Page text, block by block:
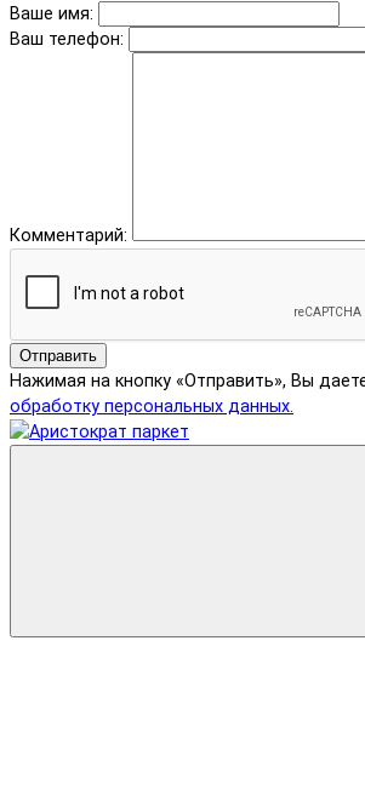
Ваше имя:
Ваш телефон:
Комментарий:
Отправить
Нажимая на кнопку «Отправить», Вы
обработку персональных данных.